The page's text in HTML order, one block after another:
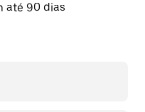
até 90 dias